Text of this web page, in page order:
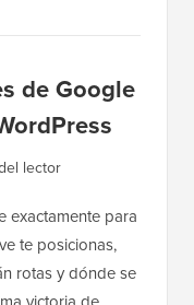
de Google
lector
exactamente para
te posicionas,
rotas y dónde se